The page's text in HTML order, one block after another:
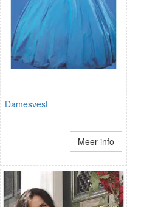
Damesvest
Meer info